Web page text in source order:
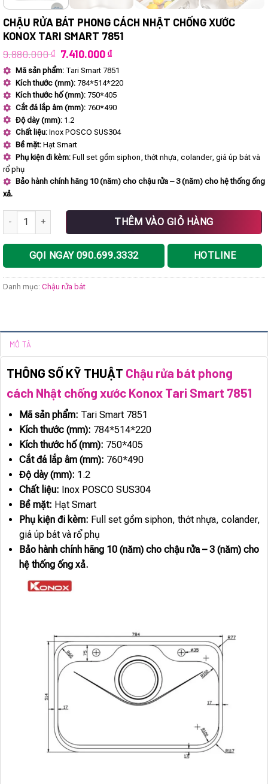
CHẬU RỬA BÁT PHONG CÁCH NHẬT CHỐNG XƯỚC
KONOX TARI SMART 7851
9.880.000₫ Giá
là:
9.880.000 ₫.
7.410.000₫Giá
tại
là:
7.410.000 ₫.
Mã sản phẩm: Tari Smart 7851
Kích thước (mm): 784*514*220
Kích thước hố (mm): 750*405
Cắt đá lắp âm (mm): 760*490
Độ dày (mm): 1.2
Chất liệu: Inox POSCO SUS304
Bề mặt: Hạt Smart
Phụ kiện đi kèm: Full set gồm siphon, thớt nhựa, colander, giá úp bát và
rổ phụ
Bảo hành chính hãng 10 (năm) cho chậu rửa – 3 (năm) cho hệ thống ống
xả.
Chậu rửa bát phong cách Nhật chống xước Konox Tari Smart 7851
THÊM VÀO GIỎ HÀNG
GỌI NGAY 090.699.3332 HOTLINE
Danh mục: Chậu rửa bát
MÔ TẢ
THÔNG SỐ KỸ THUẬT Chậu rửa bát phong
cách Nhật chống xước Konox Tari Smart 7851
Mã sản phẩm: Tari Smart 7851
Kích thước (mm): 784*514*220
Kích thước hố (mm): 750*405
Cắt đá lắp âm (mm): 760*490
Độ dày (mm): 1.2
Chất liệu: Inox POSCO SUS304
Bề mặt: Hạt Smart
Phụ kiện đi kèm: Full set gồm siphon, thớt nhựa, colander,
giá úp bát và rổ phụ
Bảo hành chính hãng 10 (năm) cho chậu rửa – 3 (năm) cho
hệ thống ống xả.